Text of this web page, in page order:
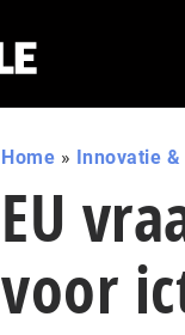
Home » Innovatie
EU
voor